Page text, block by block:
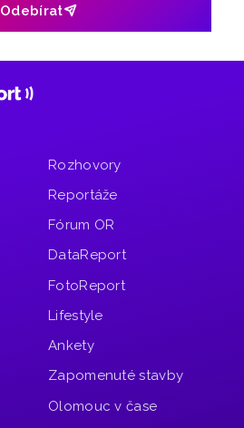
Odebírat
Rozhovory
Reportáže
Fórum OR
DataReport
FotoReport
Lifestyle
Ankety
Zapomenuté stavby
Olomouc v čase